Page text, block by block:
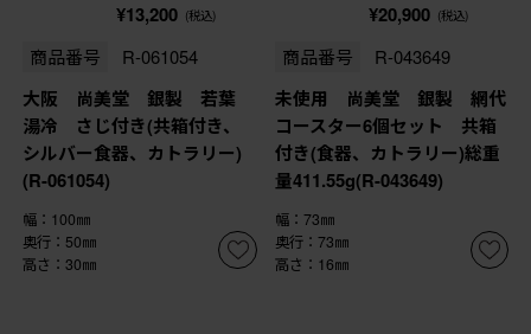
¥13,200 (税込)
商品番号 R-061054
大阪 尚美堂 銀製 若葉
湯冷 さじ付き(共箱付き、
シルバー食器、カトラリー)
(R-061054)
幅：100㎜
奥行：50㎜
高さ：30㎜
¥20,900 (税込)
商品番号 R-043649
未使用 尚美堂 銀製 網代
コースター6個セット 共箱
付き(食器、カトラリー)総重
量411.55g(R-043649)
幅：73㎜
奥行：73㎜
高さ：16㎜